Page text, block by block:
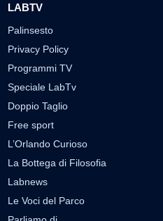
LABTV
Palinsesto
Privacy Policy
Programmi TV
Speciale LabTv
Doppio Taglio
Free sport
L’Orlando Curioso
La Bottega di Filosofia
Labnews
Le Voci del Parco